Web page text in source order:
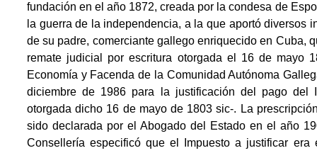
fundación en el año 1872, creada por la condesa de
la guerra de la independencia, a la que aportó diversos
de su padre, comerciante gallego enriquecido en Cuba,
remate judicial por escritura otorgada el 16 de mayo
Economía y Facenda de la Comunidad Autónoma
diciembre de 1986 para la justificación del pago del
otorgada dicho 16 de mayo de 1803 sic-. La
sido declarada por el Abogado del Estado en el año
Consellería especificó que el Impuesto a justificar era